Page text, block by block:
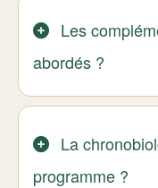
Les
abordés ?
La
programme ?